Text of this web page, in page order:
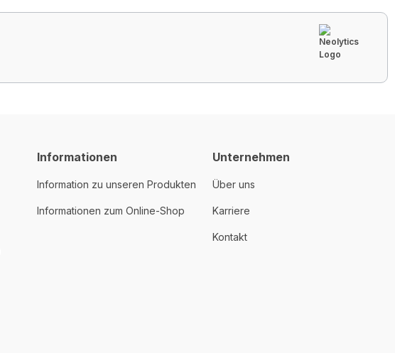
Informationen
Information zu unseren Produkten
Informationen zum Online-Shop
Unternehmen
Über uns
Karriere
Kontakt